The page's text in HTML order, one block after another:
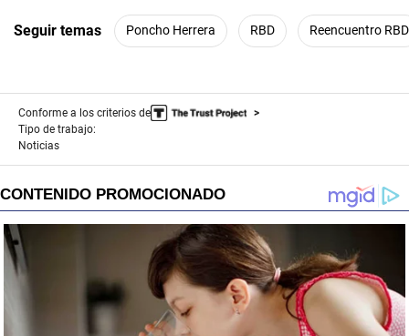
Seguir temas Poncho Herrera RBD Reencuentro RBD
Conforme a los criterios de
Tipo de trabajo:
Noticias